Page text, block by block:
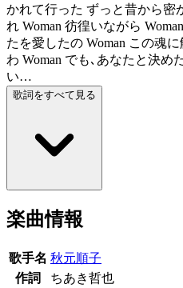
かれて行った ずっと昔から密
れ Woman 彷徨いながら
たを愛したの Woman この魂
わ Woman でも､あなたと決め
い…
歌詞をすべて見る
楽曲情報
歌手名 秋元順子
作詞
ちあき哲也